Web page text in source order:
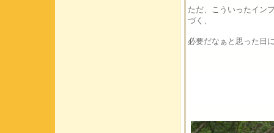
ただ、こういったイン
づく、
必要だなぁと思った日